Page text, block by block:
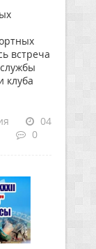
встреча
клуба
04
0